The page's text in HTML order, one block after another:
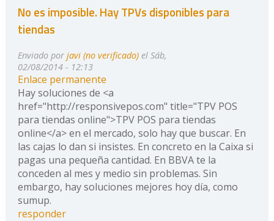
No es imposible. Hay TPVs disponibles para
tiendas
Enviado por javi (no verificado)el Sáb,
02/08/2014 - 12:13
Enlace permanente
Hay soluciones de <a
href="http://responsivepos.com" title="TPV POS
para tiendas online">TPV POS para tiendas
online</a> en el mercado, solo hay que buscar. En
las cajas lo dan si insistes. En concreto en la Caixa si
pagas una pequeña cantidad. En BBVA te la
conceden al mes y medio sin problemas. Sin
embargo, hay soluciones mejores hoy día, como
sumup.
responder